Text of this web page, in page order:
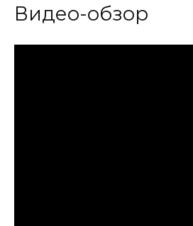
Видео-обзор